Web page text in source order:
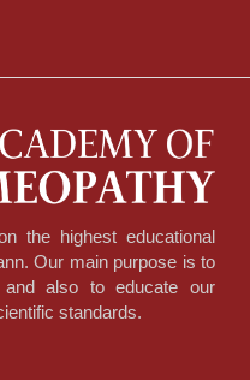
the highest educational
Our main purpose is to
and also to educate our
standards.